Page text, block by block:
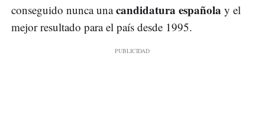
conseguido nunca unacandidatura española y el
mejor resultado para el país desde 1995.